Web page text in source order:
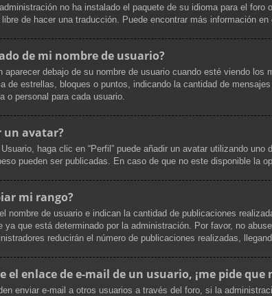
no ha instalado el paquete de su idioma para el
de hacer una traducción. Puede encontrar más información en
de mi nombre de usuario?
aparecer debajo de su nombre de usuario cuando esté viendo
de estrellas, bloques o puntos, indicando la cantidad de
o personal para cada usuario.
un avatar?
haga clic en “Perfil” puede añadir un avatar utilizando
pueden ser publicadas. En caso de que no este disponible la
mi rango?
nombre de usuario e indican la cantidad de publicaciones
ya que está determinado por la administración. Por favor, no
reducirán el número de publicaciones realizadas,
el enlace de e-mail de un usuario, ¡me pide que
enviar e-mail a otros usuarios a través del foro, si la